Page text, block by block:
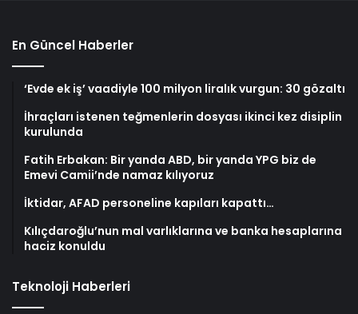
En Güncel Haberler
‘Evde ek iş’ vaadiyle 100 milyon liralık vurgun: 30 gözaltı
İhraçları istenen teğmenlerin dosyası ikinci kez disiplin
kurulunda
Fatih Erbakan: Bir yanda ABD, bir yanda YPG biz de
Emevi Camii’nde namaz kılıyoruz
İktidar, AFAD personeline kapıları kapattı…
Kılıçdaroğlu’nun mal varlıklarına ve banka hesaplarına
haciz konuldu
Teknoloji Haberleri